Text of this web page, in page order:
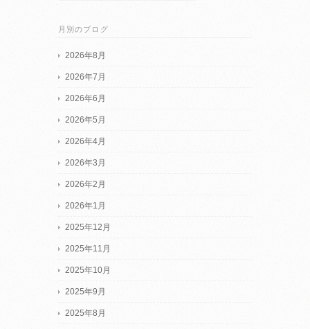
月別のブログ
2026年8月
2026年7月
2026年6月
2026年5月
2026年4月
2026年3月
2026年2月
2026年1月
2025年12月
2025年11月
2025年10月
2025年9月
2025年8月